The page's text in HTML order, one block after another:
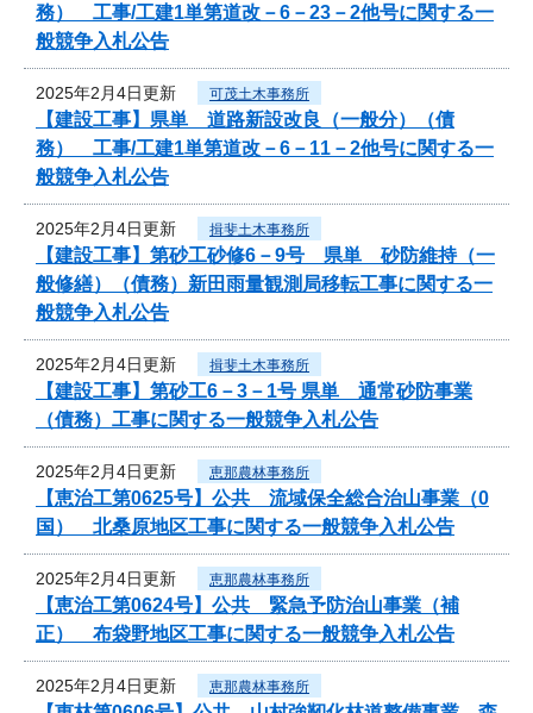
務） 工事/工建1単第道改－6－23－2他号に関する一
般競争入札公告
2025年2月4日更新 可茂土木事務所
【建設工事】県単 道路新設改良（一般分）（債
務） 工事/工建1単第道改－6－11－2他号に関する一
般競争入札公告
2025年2月4日更新 揖斐土木事務所
【建設工事】第砂工砂修6－9号 県単 砂防維持（一
般修繕）（債務）新田雨量観測局移転工事に関する一
般競争入札公告
2025年2月4日更新 揖斐土木事務所
【建設工事】第砂工6－3－1号 県単 通常砂防事業
（債務）工事に関する一般競争入札公告
2025年2月4日更新 恵那農林事務所
【恵治工第0625号】公共 流域保全総合治山事業（0
国） 北桑原地区工事に関する一般競争入札公告
2025年2月4日更新 恵那農林事務所
【恵治工第0624号】公共 緊急予防治山事業（補
正） 布袋野地区工事に関する一般競争入札公告
2025年2月4日更新 恵那農林事務所